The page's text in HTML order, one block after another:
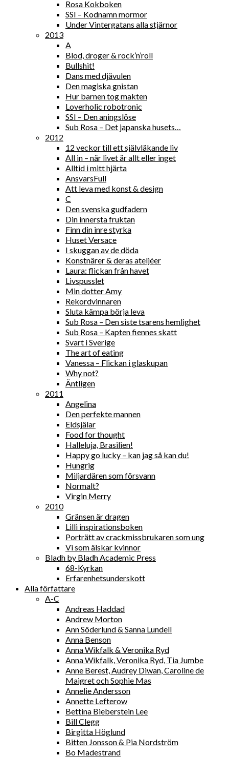
Rosa Kokboken
SSI – Kodnamn mormor
Under Vintergatans alla stjärnor
2013
A
Blod, droger & rock’n’roll
Bullshit!
Dans med djävulen
Den magiska gnistan
Hur barnen tog makten
Loverholic robotronic
SSI – Den aningslöse
Sub Rosa – Det japanska husets…
2012
12 veckor till ett självläkande liv
All in – när livet är allt eller inget
Alltid i mitt hjärta
AnsvarsFull
Att leva med konst & design
C
Den svenska gudfadern
Din innersta fruktan
Finn din inre styrka
Huset Versace
I skuggan av de döda
Konstnärer & deras ateljéer
Laura: flickan från havet
Livspusslet
Min dotter Amy
Rekordvinnaren
Sluta kämpa börja leva
Sub Rosa – Den siste tsarens hemlighet
Sub Rosa – Kapten fiennes skatt
Svart i Sverige
The art of eating
Vanessa – Flickan i glaskupan
Why not?
Äntligen
2011
Angelina
Den perfekte mannen
Eldsjälar
Food for thought
Halleluja, Brasilien!
Happy go lucky – kan jag så kan du!
Hungrig
Miljardären som försvann
Normalt?
Virgin Merry
2010
Gränsen är dragen
Lilli inspirationsboken
Porträtt av crackmissbrukaren som ung
Vi som älskar kvinnor
Bladh by Bladh Academic Press
68-Kyrkan
Erfarenhetsunderskott
Alla författare
A-C
Andreas Haddad
Andrew Morton
Ann Söderlund & Sanna Lundell
Anna Benson
Anna Wikfalk & Veronika Ryd
Anna Wikfalk, Veronika Ryd, Tia Jumbe
Anne Berest, Audrey Diwan, Caroline de
Maigret och Sophie Mas
Annelie Andersson
Annette Lefterow
Bettina Bieberstein Lee
Bill Clegg
Birgitta Höglund
Bitten Jonsson & Pia Nordström
Bo Madestrand